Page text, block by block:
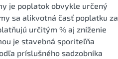
je poplatok obvykle určený
sa alikvotná časť poplatku za
určitým % aj zníženie
je stavebná sporiteľňa
príslušného sadzobníka